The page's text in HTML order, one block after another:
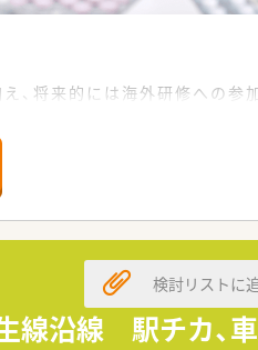
、将来的には海外研修への参
ます。
です。
手企業です。
社風です。
かい風土があります。
線沿線 駅チカ、
検討リストに